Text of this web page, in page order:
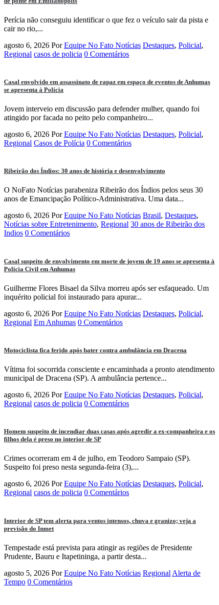
Perícia não conseguiu identificar o que fez o veículo sair da pista e
cair no rio,...
agosto 6, 2026 Por Equipe No Fato Notícias Destaques, Policial,
Regional casos de policia 0 Comentários
Casal envolvido em assassinato de rapaz em espaço de eventos de Anhumas
se apresenta à Polícia
Jovem interveio em discussão para defender mulher, quando foi
atingido por facada no peito pelo companheiro...
agosto 6, 2026 Por Equipe No Fato Notícias Destaques, Policial,
Regional Casos de Polícia 0 Comentários
Ribeirão dos Índios: 30 anos de história e desenvolvimento
O NoFato Notícias parabeniza Ribeirão dos Índios pelos seus 30
anos de Emancipação Político-Administrativa. Uma data...
agosto 6, 2026 Por Equipe No Fato Notícias Brasil, Destaques,
Notícias sobre Entretenimento, Regional 30 anos de Ribeirão dos
Indios 0 Comentários
Casal suspeito de envolvimento em morte de jovem de 19 anos se apresenta à
Polícia Civil em Anhumas
Guilherme Flores Bisael da Silva morreu após ser esfaqueado. Um
inquérito policial foi instaurado para apurar...
agosto 6, 2026 Por Equipe No Fato Notícias Destaques, Policial,
Regional Em Anhumas 0 Comentários
Motociclista fica ferido após bater contra ambulância em Dracena
Vítima foi socorrida consciente e encaminhada a pronto atendimento
municipal de Dracena (SP). A ambulância pertence...
agosto 6, 2026 Por Equipe No Fato Notícias Destaques, Policial,
Regional casos de policia 0 Comentários
Homem suspeito de incendiar duas casas após agredir a ex-companheira e os
filhos dela é preso no interior de SP
Crimes ocorreram em 4 de julho, em Teodoro Sampaio (SP).
Suspeito foi preso nesta segunda-feira (3),...
agosto 6, 2026 Por Equipe No Fato Notícias Destaques, Policial,
Regional casos de policia 0 Comentários
Interior de SP tem alerta para ventos intensos, chuva e granizo; veja a
previsão do Inmet
Tempestade está prevista para atingir as regiões de Presidente
Prudente, Bauru e Itapetininga, a partir desta...
agosto 5, 2026 Por Equipe No Fato Notícias Regional Alerta de
Tempo 0 Comentários